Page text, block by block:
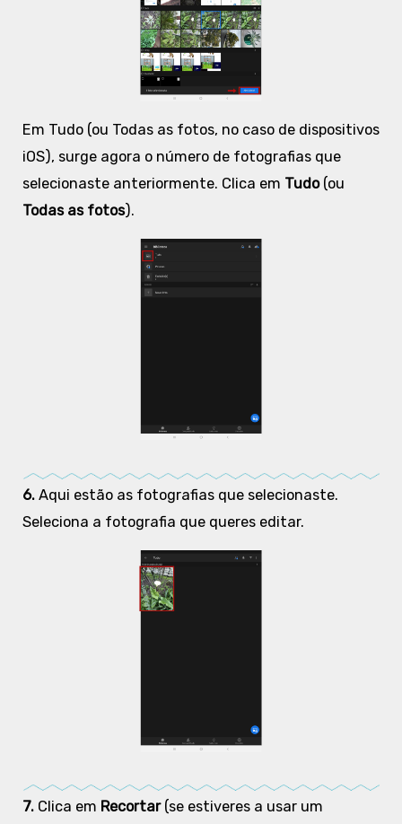
Em Tudo (ou Todas as fotos, no caso de dispositivos
iOS), surge agora o número de fotografias que
selecionaste anteriormente. Clica em Tudo (ou
Todas as fotos).
6. Aqui estão as fotografias que selecionaste.
Seleciona a fotografia que queres editar.
7. Clica em Recortar (se estiveres a usar um